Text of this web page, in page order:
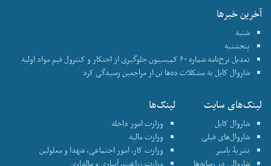
آخرین خبرها
شنبه
پنجشنبه
تعدیل نرخ‌نامه شماره ۶۰ کمیسیون جلوگیری از احتکار و کنترول قیم مواد اولیه
شاروال کابل به مشکلات ده‌ها تن از مراجعین رسیدگی کرد
لینک‌های سایت
شاروال کابل
شاروال‌های قبلی
نشریۀ پامیر
لینک‌ها
وزارت امور داخله
وزارت مالیه
وزارت کار، امور اجتماعی، شهدا و معلولین